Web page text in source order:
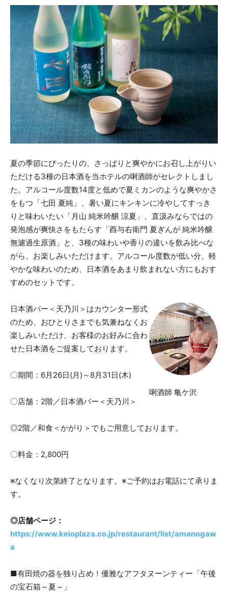
夏の季節にぴったりの、さっぱりと爽やかにお召し上がりい
ただける3種の日本酒を当ホテルの唎酒師がセレクトしまし
た。アルコール度数14度と低めで夏ミカンのような爽やかさ
をもつ「七田 夏純」、暑い夏にキンキンに冷やしてすっき
りと味わいたい「月山 純米吟醸 涼夏」、直汲みならではの
発泡感が爽快さをもたらす「酉与右衛門 夏ぎんが 純米吟醸
無濾過生原酒」と、3種の味わいや香りの違いを飲み比べな
がら、お楽しみいただけます。アルコール度数が低い分、軽
やかな味わいのため、日本酒をあまり飲まれない方にもおす
すめのセットです。
唎酒師 亀ケ沢
日本酒バー＜天乃川＞はカウンター形式
のため、おひとりさまでも気兼ねなくお
楽しみいただけ、お客様のお好みに合わ
せた日本酒をご提案しております。
〇期間：6月26日(月)～8月31日(木)
〇店舗：2階／日本酒バー＜天乃川＞
◎2階／和食＜かがり＞でもご用意しております。
〇料金：2,800円
※なくなり次第終了となります。※ご予約はお電話にて承りま
す。
◎店舗ページ：
https://www.keioplaza.co.jp/restaurant/list/amanogaw
a
■有田焼の器を独り占め！優雅なアフタヌーンティー「午後
の宝石箱～夏～」